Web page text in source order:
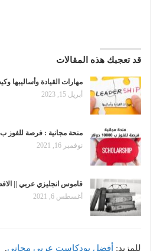
قد تعجبك هذه المقالات
مهارات القيادة وأساليبها
أبريل 15, 2023
منحة مجانية : فرصة للفوز ب 10000 دولار
نوفمبر 16, 2021
قاموس انجليزي عربي || الافضل
أغسطس 6, 2021
للمزيد: أفضل بودكاست عربي مجاني.